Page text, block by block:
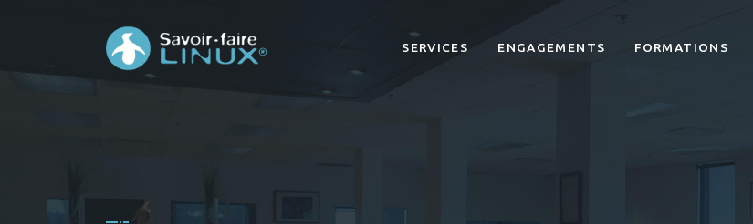
SERVICES ENGAGEMENTS FORMATIONS